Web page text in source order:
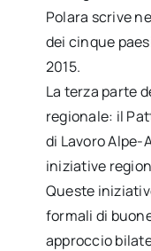
Polara scrive
dei cinque
2015.
La terza parte
regionale: il
di Lavoro
iniziative
Queste
formali di
approccio